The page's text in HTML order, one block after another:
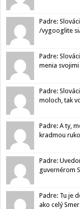
Padre:
/vygooglite
Padre:
menia
Padre:
moloch, tak
Padre: A ty,
kradmou
Padre:
guvernérom
Padre: Tu je
ako celý